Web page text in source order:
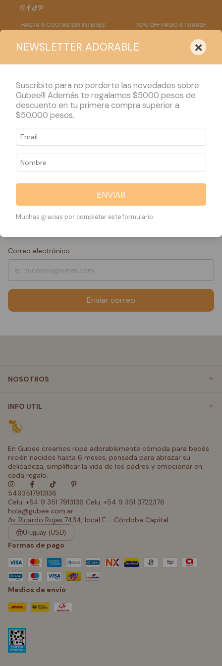
HASTA 9 CUOTAS SIN INTERÉS 10% OFF PAGO X TRANSF.
PRODUCTOS
Recuperar
contraseña
Te enviaremos un correo para que puedas cambiar tu
Correo electrónico
Enviar correo
NOSOTROS
INFO UTIL
En Gubee creamos ropa adorablemente cómoda para bebés
recién nacidos hasta 6 meses, pensada para abrazar su
delicadeza, simplificar la vida de los padres y emocionar en
cada regalo.
5493517913136
Celu: +54 9 351 7913136 Celu: +54 9 351 3722376
hola@gubee.com.ar
Av. Ricardo Rojas 7434, local E - Córdoba Capital
Uruguay (USD)
Formas de pago
Medios de envío
NEWSLETTER ADORABLE ×
Suscribite para no perderte las novedades sobre
Gubee!!! Además te regalamos $5000 pesos de
descuento en tu primera compra superior a
$50.000 pesos.
ENVIAR
Muchas gracias por completar este formulario.